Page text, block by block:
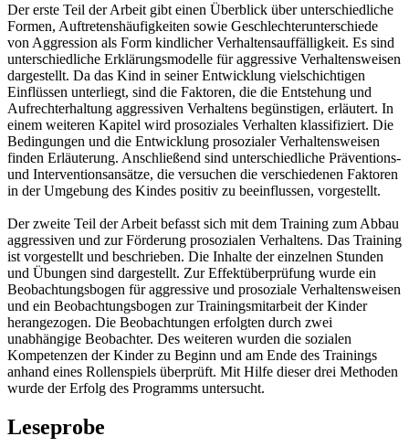
Der erste Teil der Arbeit gibt einen Überblick über unterschiedliche
Formen, Auftretenshäufigkeiten sowie Geschlechterunterschiede
von Aggression als Form kindlicher Verhaltensauffälligkeit. Es sind
unterschiedliche Erklärungsmodelle für aggressive Verhaltensweisen
dargestellt. Da das Kind in seiner Entwicklung vielschichtigen
Einflüssen unterliegt, sind die Faktoren, die die Entstehung und
Aufrechterhaltung aggressiven Verhaltens begünstigen, erläutert. In
einem weiteren Kapitel wird prosoziales Verhalten klassifiziert. Die
Bedingungen und die Entwicklung prosozialer Verhaltensweisen
finden Erläuterung. Anschließend sind unterschiedliche Präventions-
und Interventionsansätze, die versuchen die verschiedenen Faktoren
in der Umgebung des Kindes positiv zu beeinflussen, vorgestellt.
Der zweite Teil der Arbeit befasst sich mit dem Training zum Abbau
aggressiven und zur Förderung prosozialen Verhaltens. Das Training
ist vorgestellt und beschrieben. Die Inhalte der einzelnen Stunden
und Übungen sind dargestellt. Zur Effektüberprüfung wurde ein
Beobachtungsbogen für aggressive und prosoziale Verhaltensweisen
und ein Beobachtungsbogen zur Trainingsmitarbeit der Kinder
herangezogen. Die Beobachtungen erfolgten durch zwei
unabhängige Beobachter. Des weiteren wurden die sozialen
Kompetenzen der Kinder zu Beginn und am Ende des Trainings
anhand eines Rollenspiels überprüft. Mit Hilfe dieser drei Methoden
wurde der Erfolg des Programms untersucht.
Leseprobe